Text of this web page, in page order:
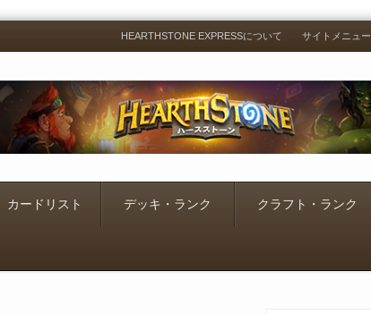
Menu
Skip
to
HEARTHSTONE EXPRESSについて サイトメニュー
カードリスト デッキ・ランク クラフト・ランク